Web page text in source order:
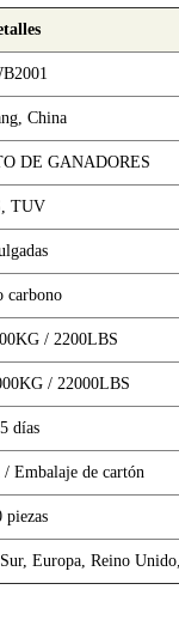
China
DE GANADORES
TUV
carbono
/ 2200LBS
/ 22000LBS
días
Embalaje de cartón
piezas
Europa, Reino